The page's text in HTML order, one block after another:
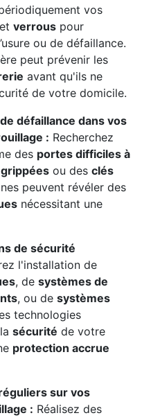
vos
verrous pour
ou de défaillance.
peut prévenir les
avant qu'ils ne
de votre domicile.
défaillance dans vos
: Recherchez
des portes difficiles à
ou des clés
peuvent révéler des
nécessitant une
de sécurité
l'installation de
, de systèmes de
, ou de systèmes
technologies
sécurité de votre
protection accrue
sur vos
: Réalisez des